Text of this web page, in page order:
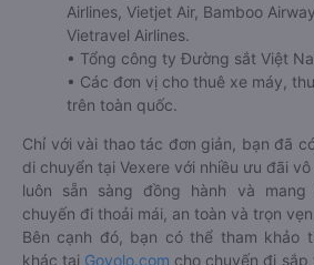
Airlines, Vietjet Air, Bamboo
Vietravel Airlines.
• Tổng công ty Đường sắt Việt
• Các đơn vị cho thuê xe máy,
trên toàn quốc.
Chỉ với vài thao tác đơn giản, bạn đã
di chuyển tại Vexere với nhiều ưu đãi
luôn sẵn sàng đồng hành và
chuyến đi thoải mái, an toàn và trọn
Bên cạnh đó, bạn có thể tham khảo
khác tại Goyolo.com cho chuyến đi sắp